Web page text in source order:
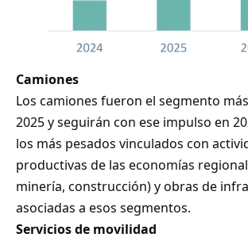
Camiones
Los camiones fueron el segmento
2025 y seguirán con ese impulso en
los más pesados vinculados con
productivas de las economías
minería, construcción) y obras de
asociadas a esos segmentos.
Servicios de movilidad